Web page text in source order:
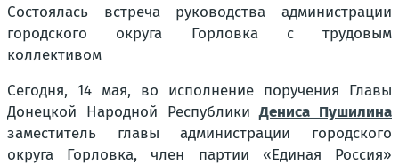
Состоялась встреча руководства администрации
городского округа Горловка с трудовым
коллективом
Сегодня, 14 мая, во исполнение поручения Главы
Донецкой Народной РеспубликиДениса Пушилина
заместитель главы администрации городского
округа Горловка, член партии «Единая Россия»